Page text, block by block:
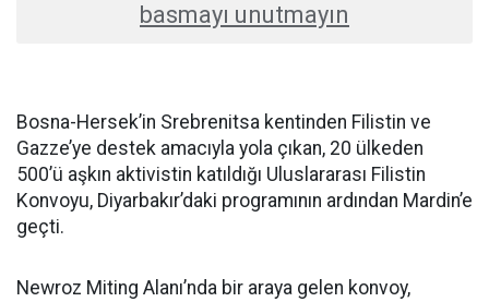
basmayı unutmayın
Bosna-Hersek’in Srebrenitsa kentinden Filistin ve
Gazze’ye destek amacıyla yola çıkan, 20 ülkeden
500’ü aşkın aktivistin katıldığı Uluslararası Filistin
Konvoyu, Diyarbakır’daki programının ardından Mardin’e
geçti.
Newroz Miting Alanı’nda bir araya gelen konvoy,